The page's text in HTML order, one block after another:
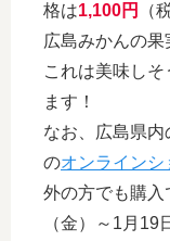
格は1,100円
（
広島みかんの果
これは美味し
ます！
なお、広島県
のオンラインシ
外の方でも購入
（金）～1月